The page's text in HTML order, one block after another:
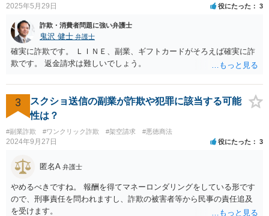
2025年5月29日 役にたった 3
詐欺・消費者問題に強い弁護士
鬼沢 健士 弁護士
確実に詐欺です。 ＬＩＮＥ、副業、ギフトカードがそろえば確実に詐
欺です。 返金請求は難しいでしょう。
3
スクショ送信の副業が詐欺や犯罪に該当する可能
性は？
#副業詐欺 #ワンクリック詐欺 #架空請求 #悪徳商法
2024年9月27日 役にたった 3
匿名A 弁護士
やめるべきですね。 報酬を得てマネーロンダリングをしている形です
ので、刑事責任を問われますし、詐欺の被害者等から民事の責任追及
を受けます。